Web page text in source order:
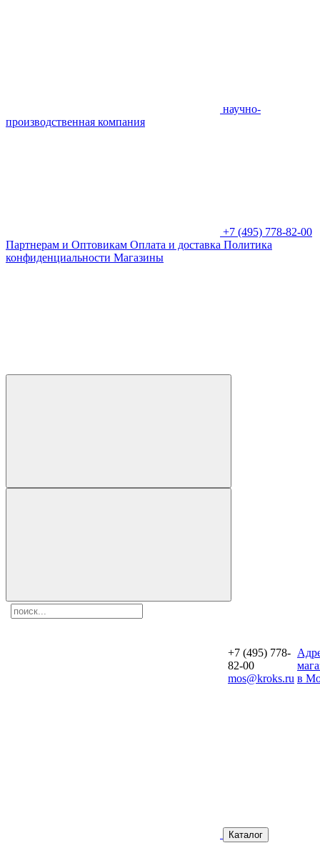
научно-
производственная компания
+7 (495) 778-82-00
Партнерам и Оптовикам Оплата и доставка Политика
конфиденциальности Магазины
+7 (495) 778-
82-00
mos@kroks.ru в
Каталог